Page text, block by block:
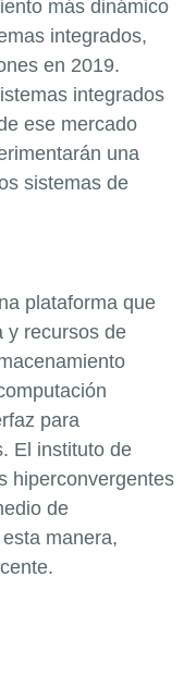
más dinámico
integrados,
en 2019.
integrados
ese mercado
una
sistemas de
plataforma que
y recursos de
para
El instituto de
hiperconvergentes
de
manera,